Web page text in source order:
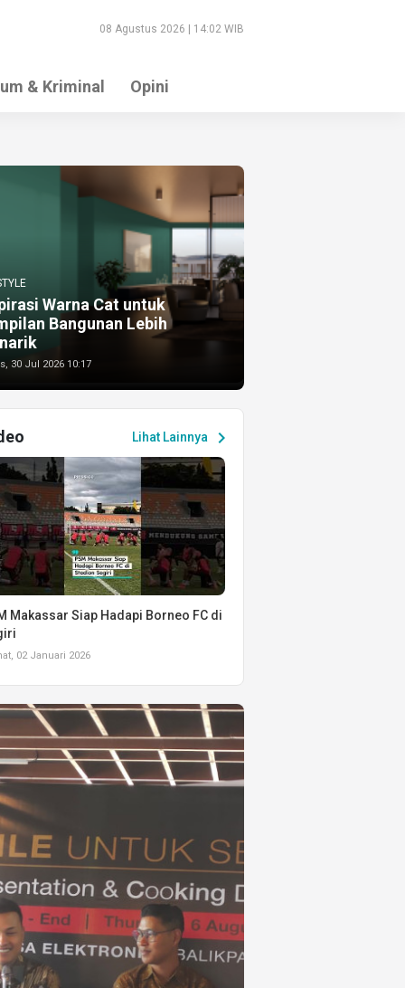
08 Agustus 2026 | 14:02 WIB
& Kriminal Opini
Warna Cat untuk
Bangunan Lebih
30 Jul 2026 10:17
Lihat Lainnya chevron_right
Makassar Siap Hadapi Borneo FC di
02 Januari 2026